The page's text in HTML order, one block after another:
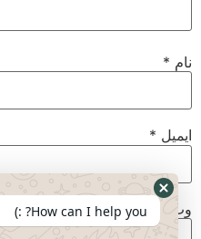
نام *
ایمیل *
وب‌ سایتHow can I help you? :)